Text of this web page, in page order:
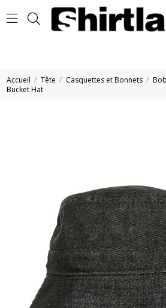
Accueil Tête Casquettes et Bonnets Bob
Bucket Hat